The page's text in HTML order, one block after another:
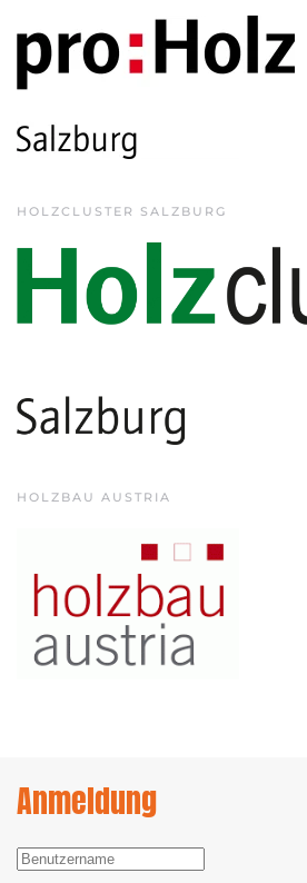
HOLZCLUSTER SALZBURG
HOLZBAU AUSTRIA
Anmeldung